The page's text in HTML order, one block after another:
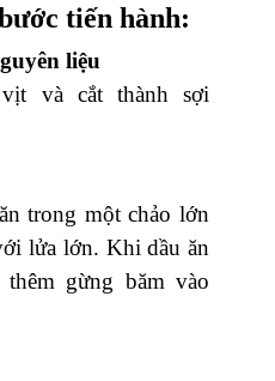
tiến hành:
liệu
và cắt thành sợi
trong một chảo lớn
lửa lớn. Khi dầu ăn
gừng băm vào